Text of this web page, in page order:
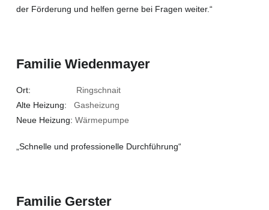
der Förderung und helfen gerne bei Fragen weiter.“
Familie Wiedenmayer
Ort: Ringschnait
Alte Heizung: Gasheizung
Neue Heizung: Wärmepumpe
„Schnelle und professionelle Durchführung“
Familie Gerster